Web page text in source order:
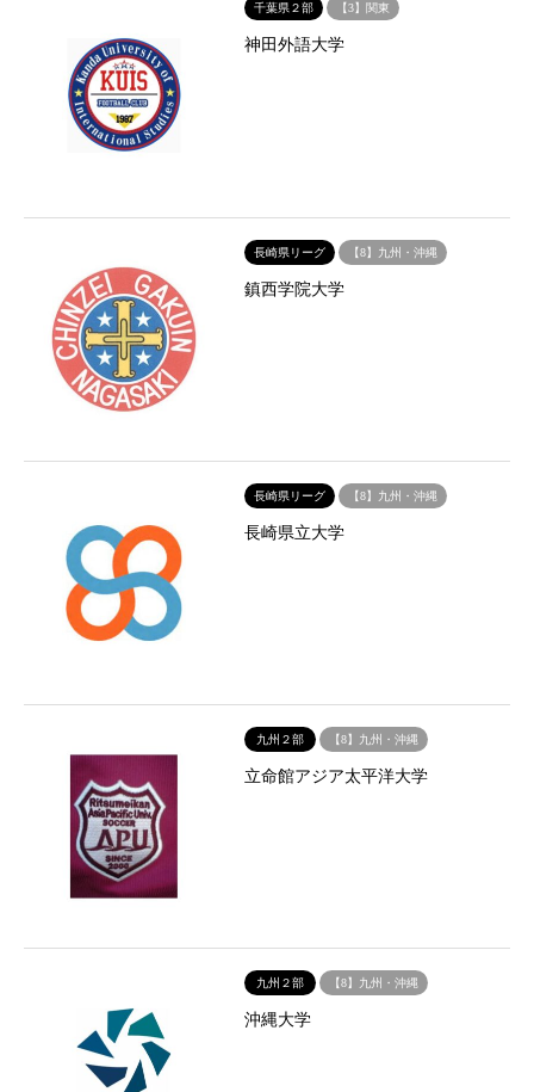
千葉県２部 【3】関東
神田外語大学
長崎県リーグ 【8】九州・沖縄
鎮西学院大学
長崎県リーグ 【8】九州・沖縄
長崎県立大学
九州２部 【8】九州・沖縄
立命館アジア太平洋大学
九州２部 【8】九州・沖縄
沖縄大学